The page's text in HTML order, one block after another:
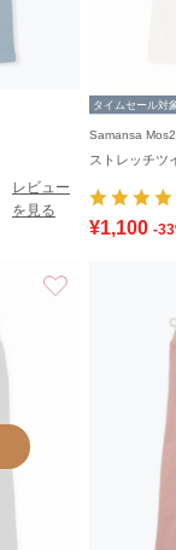
レビュー
を見る
タイムセール対
Samansa
ストレッチツ
¥1,100 -